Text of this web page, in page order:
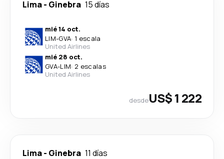
Lima- Ginebra 15 días
mié 14 oct.
LIM-GVA· 1 escala
United Airlines
mié 28 oct.
GVA-LIM· 2 escalas
United Airlines
desdeUS$ 1 222
Lima- Ginebra 11 días